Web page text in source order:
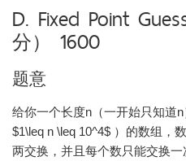
D. Fixed Point
分） 1600
题意
给你一个长度n（一开始只知道
$1\leq n \leq 10^4$ ）的数组，
两交换，并且每个数只能交换